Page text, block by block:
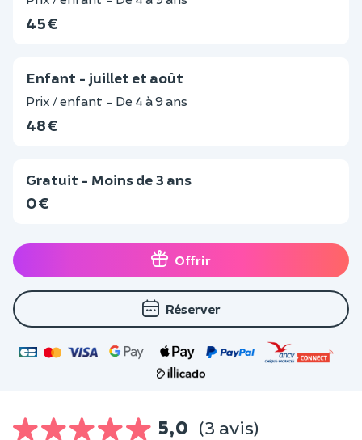
45 €
Enfant - juillet et août
Prix / enfant - De 4 à 9 ans
48 €
Gratuit - Moins de 3 ans
0 €
Offrir
Réserver
5,0 (3 avis)